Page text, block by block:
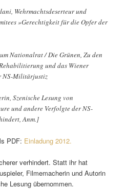
Wehrmachtsdeserteur und
»Gerechtigkeit für die Opfer der
Nationalrat / Die Grünen, Zu den
und das Wiener
NS-Militärjustiz
Szenische Lesung von
und andere Verfolgte der NS-
Anm.]
PDF: Einladung 2012.
verhindert. Statt ihr hat
Filmemacherin und Autorin
Lesung übernommen.